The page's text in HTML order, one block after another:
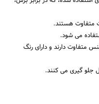
متفاوت هستند.
می شود.
متفاوت دارند و دارای رنگ
جلو گیری می کنند.